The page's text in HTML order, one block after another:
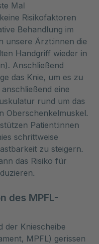
Mal
Risikofaktoren
Behandlung im
unsere Ärzt:innen die
Handgriff wieder in
Anschließend
das Knie, um es zu
eine
rund um das
Oberschenkelmuskel.
Patient:innen
schrittweise
zu steigern.
das Risiko für
des MPFL-
der Kniescheibe
MPFL) gerissen